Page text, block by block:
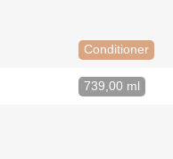
Conditioner
739,00 ml